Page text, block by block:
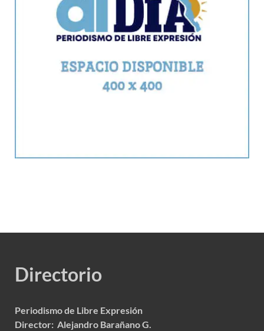
Directorio
Periodismo de Libre Expresión
Director: Alejandro Barañano G.